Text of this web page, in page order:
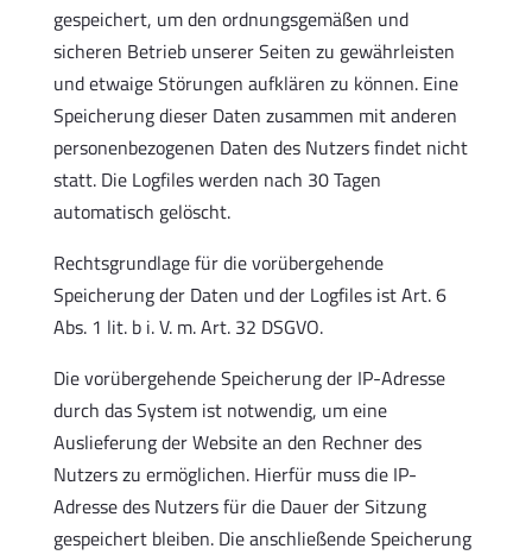
gespeichert, um den ordnungsgemäßen und
sicheren Betrieb unserer Seiten zu gewährleisten
und etwaige Störungen aufklären zu können. Eine
Speicherung dieser Daten zusammen mit anderen
personenbezogenen Daten des Nutzers findet nicht
statt. Die Logfiles werden nach 30 Tagen
automatisch gelöscht.
Rechtsgrundlage für die vorübergehende
Speicherung der Daten und der Logfiles ist Art. 6
Abs. 1 lit. b i. V. m. Art. 32 DSGVO.
Die vorübergehende Speicherung der IP-Adresse
durch das System ist notwendig, um eine
Auslieferung der Website an den Rechner des
Nutzers zu ermöglichen. Hierfür muss die IP-
Adresse des Nutzers für die Dauer der Sitzung
gespeichert bleiben. Die anschließende Speicherung